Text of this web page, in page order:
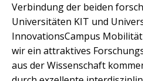
Verbindung der beiden
Universitäten KIT und
InnovationsCampus
wir ein attraktives
aus der Wissenschaft